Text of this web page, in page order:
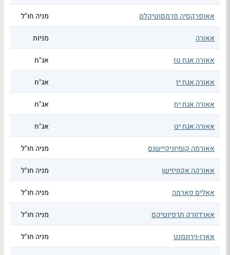
אאופרקסיה פרמסוטיקלס מניה חו"ל
אאורה מניות
אאורה אגח טז אג"ח
אאורה אגח יז אג"ח
אאורה אגח יח אג"ח
אאורה אגח יט אג"ח
אאורמה קומיוניקיישנס מניה חו"ל
אאורקה אקוויזישן מניה חו"ל
אאליס פארמה מניה חו"ל
אארדוורק תרפיוטיקס מניה חו"ל
אארו-וירונמנט מניה חו"ל